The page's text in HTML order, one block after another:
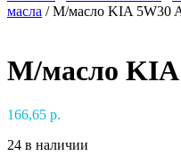
масла / М/масло KIA 5W30
М/масло KIA
166,65 р.
24 в наличии